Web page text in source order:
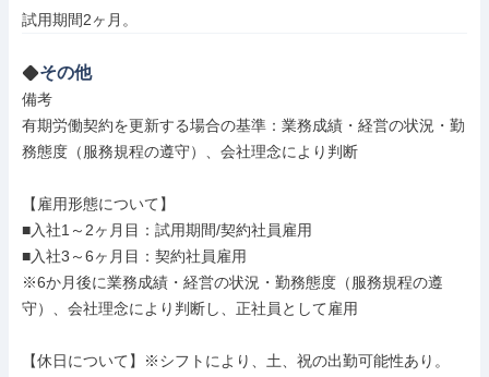
試用期間2ヶ月。
その他
備考
有期労働契約を更新する場合の基準：業務成績・経営の状況・勤
務態度（服務規程の遵守）、会社理念により判断
【雇用形態について】
■入社1～2ヶ月目：試用期間/契約社員雇用
■入社3～6ヶ月目：契約社員雇用
※6か月後に業務成績・経営の状況・勤務態度（服務規程の遵
守）、会社理念により判断し、正社員として雇用
【休日について】※シフトにより、土、祝の出勤可能性あり。